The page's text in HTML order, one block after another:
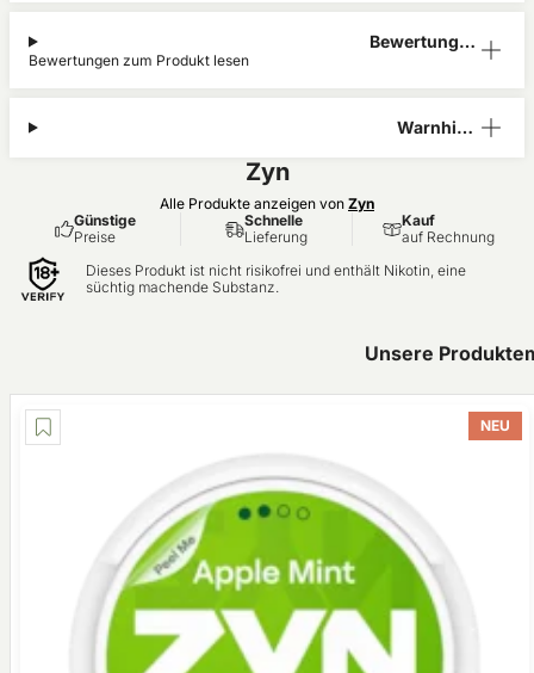
Bewertunge
Bewertungen zum Produkt lesen
Warnhinw
Zyn
Alle Produkte anzeigen von Zyn
Günstige
Preise
Schnelle
Lieferung
Kauf
auf Rechnung
Dieses Produkt ist nicht risikofrei und enthält Nikotin, eine
süchtig machende Substanz.
Unsere
NEU